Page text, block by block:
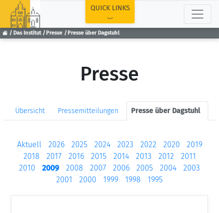
Das Institut Presse Presse über Dagstuhl
QUICK LINKS
Presse
Übersicht Pressemitteilungen Presse über Dagstuhl
Aktuell 2026 2025 2024 2023 2022 2020
2019
2018
2017 2016 2015 2014 2013 2012
2011
2010
2009 2008 2007 2006 2005 2004
2003
2001
2000 1999 1998 1995